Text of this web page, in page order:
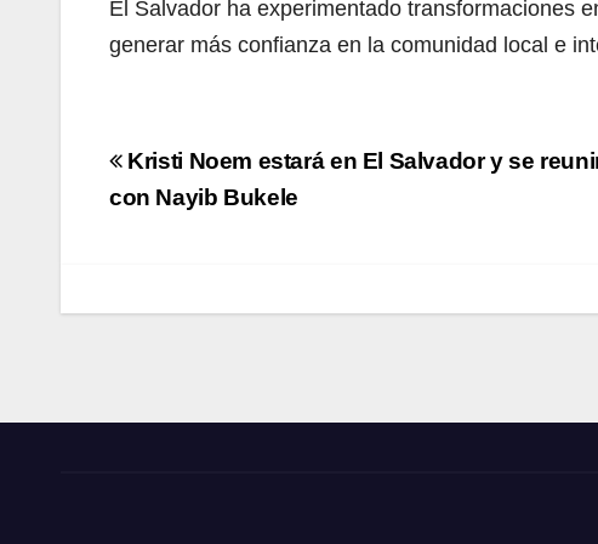
El Salvador ha experimentado transformaciones
generar más confianza en la comunidad local e
Navegación
de
Kristi Noem estará en El Salvador y se
con Nayib Bukele